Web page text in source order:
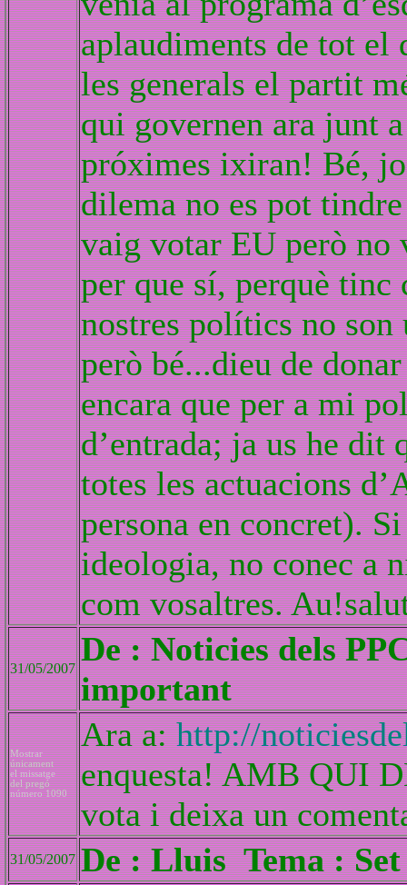
aplaudiments de tot el
les generals el partit
qui governen ara junt
próximes ixiran! Bé, jo
dilema no es pot
vaig votar EU però no
per que sí, perquè tinc
nostres polítics no
però bé...dieu de
encara que per a mi
d’entrada; ja us he dit
totes les actuacions
persona en concret).
ideologia, no conec a
com vosaltres.
31/05/2007
De : Noticies dels
important
Mostrar
únicament
el missatge
del pregó
número 1090
Ara a:http://
enquesta! AMB QUI
vota i deixa un
31/05/2007 De : Lluis Tema : Set